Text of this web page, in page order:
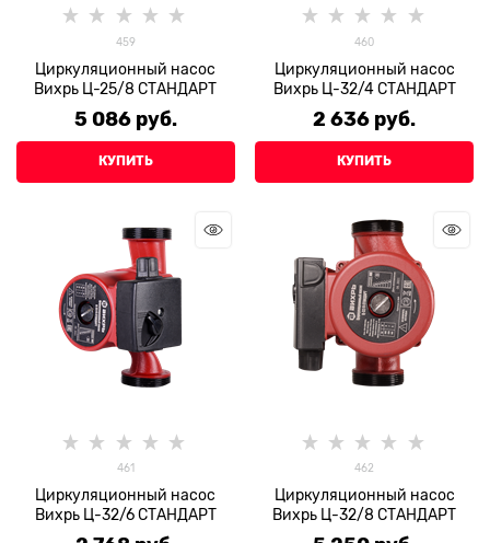
459
Циркуляционный насос
Вихрь Ц-25/8 СТАНДАРТ
5 086 руб.
КУПИТЬ
460
Циркуляционный насос
Вихрь Ц-32/4 СТАНДАРТ
2 636 руб.
КУПИТЬ
461
Циркуляционный насос
Вихрь Ц-32/6 СТАНДАРТ
462
Циркуляционный насос
Вихрь Ц-32/8 СТАНДАРТ